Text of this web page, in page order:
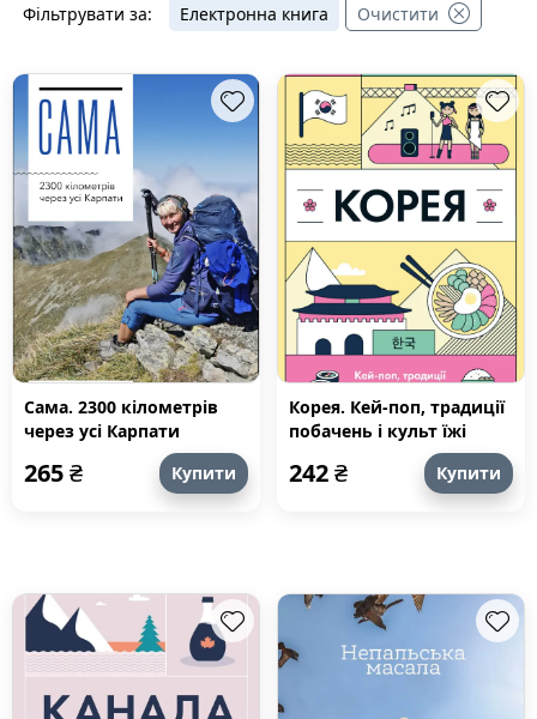
Електронна книга Очистити
Фільтрувати за:
Сама. 2300 кілометрів
через усі Карпати
265₴ Купити
Корея. Кей-поп, традиції
побачень і культ їжі
242₴ Купити